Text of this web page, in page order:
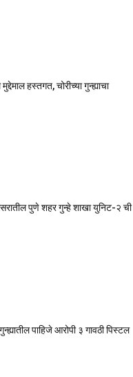
हस्तगत, चोरीच्या गुन्ह्याचा
पुणे शहर गुन्हे शाखा युनिट-२ ची
पाहिजे आरोपी ३ गावठी पिस्टल